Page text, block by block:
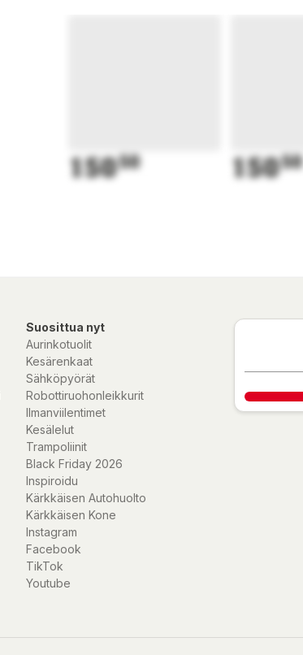
15050 15050
Suosittua nyt
Aurinkotuolit
Kesärenkaat
Sähköpyörät
Robottiruohonleikkurit
Ilmanviilentimet
Kesälelut
Trampoliinit
Black Friday 2026
Inspiroidu
Kärkkäisen Autohuolto
Kärkkäisen Kone
Instagram
Facebook
TikTok
Youtube